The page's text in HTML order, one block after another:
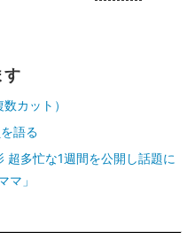
す
カット）
語る
超多忙な1週間を公開し話題に
マ」